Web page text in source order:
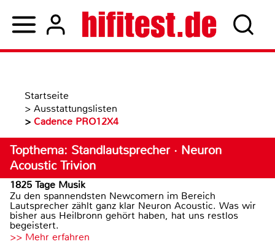
Startseite
> Ausstattungslisten
> Cadence PRO12X4
Topthema: Standlautsprecher · Neuron
Acoustic Trivion
1825 Tage Musik
Zu den spannendsten Newcomern im Bereich
Lautsprecher zählt ganz klar Neuron Acoustic. Was wir
bisher aus Heilbronn gehört haben, hat uns restlos
begeistert.
>> Mehr erfahren